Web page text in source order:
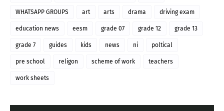
WHATSAPP GROUPS art arts drama driving exam
education news eesm grade 07 grade 12 grade 13
grade 7 guides kids news ni poltical
pre school religon scheme of work teachers
work sheets